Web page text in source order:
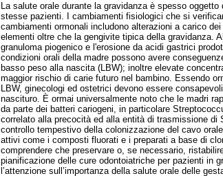
La salute orale durante la gravidanza è spesso
stesse pazienti. I cambiamenti fisiologici che si
cambiamenti ormonali includono alterazioni a carico
elementi oltre che la gengivite tipica della gravidanza.
granuloma piogenico e l'erosione da acidi gastrici
condizioni orali della madre possono avere
basso peso alla nascita (LBW); inoltre elevate
maggior rischio di carie futuro nel bambino. Essendo
LBW, ginecologi ed ostetrici devono essere
nascituro. È ormai universalmente noto che le madri
da parte dei batteri cariogeni, in particolare
correlato alla precocità ed alla entità di trasmissione di
controllo tempestivo della colonizzazione del cavo
attivi come i composti fluorati e i preparati a base di
comprendere che preservare o, se necessario,
pianificazione delle cure odontoiatriche per pazienti in
l’attenzione sull’importanza della salute orale delle